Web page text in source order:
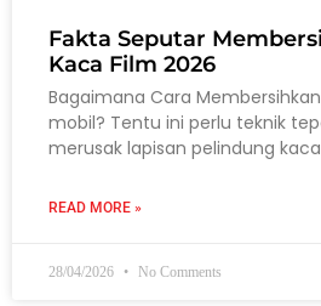
Fakta Seputar
Kaca Film 2026
Bagaimana Cara
mobil? Tentu ini perlu teknik
merusak lapisan pelindung
READ MORE »
28/04/2026 No Comments